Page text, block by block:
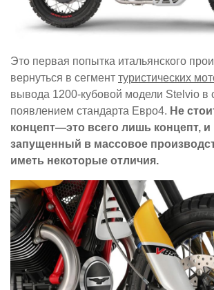
Это первая попытка итальянского
вернуться в сегмент туристических
вывода 1200-кубовой модели Stelvio в
появлением стандарта Евро4. Не
концепт—это всего лишь концепт,
запущенный в массовое
иметь некоторые отличия.